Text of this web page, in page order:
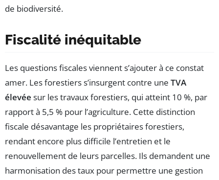
de biodiversité.
Fiscalité inéquitable
Les questions fiscales viennent s’ajouter à ce constat
amer. Les forestiers s’insurgent contre une TVA
élevée sur les travaux forestiers, qui atteint 10 %, par
rapport à 5,5 % pour l’agriculture. Cette distinction
fiscale désavantage les propriétaires forestiers,
rendant encore plus difficile l’entretien et le
renouvellement de leurs parcelles. Ils demandent une
harmonisation des taux pour permettre une gestion